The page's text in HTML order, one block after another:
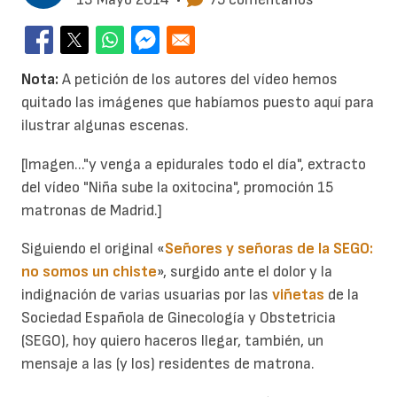
Nota: A petición de los autores del vídeo hemos
quitado las imágenes que habíamos puesto aquí para
ilustrar algunas escenas.
[Imagen..."y venga a epidurales todo el día", extracto
del vídeo "Niña sube la oxitocina", promoción 15
matronas de Madrid.]
Siguiendo el original «Señores y señoras de la SEGO:
no somos un chiste», surgido ante el dolor y la
indignación de varias usuarias por las viñetas de la
Sociedad Española de Ginecología y Obstetricia
(SEGO), hoy quiero haceros llegar, también, un
mensaje a las (y los) residentes de matrona.